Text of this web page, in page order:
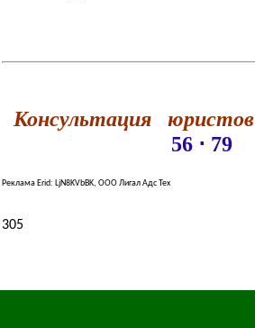
Консультация юристов
56 ⋅ 79
Реклама Erid: LjN8KVbBK, ООО Лигал Адс Тех
305